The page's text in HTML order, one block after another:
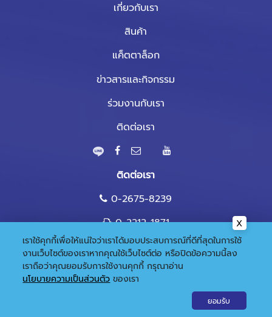
เกี่ยวกับเรา
สินค้า
แค็ตตาล็อก
ข่าวสารและกิจกรรม
ร่วมงานกับเรา
ติดต่อเรา
ติดต่อเรา
0-2675-8239
0-2212-1871
marketing@nandee.co.th
© 2020 Copyright:Gramickhouse.com
เราใช้คุกกี้เพื่อให้แน่ใจว่าเราได้มอบประสบการณ์ที่ดีที่สุดในการใช้
งานเว็บไซต์ของเราหากคุณใช้เว็บไซต์ต่อ หรือปิดข้อความนี้ลง
เราถือว่าคุณยอมรับการใช้งานคุกกี้ กรุณาอ่าน
นโยบายความเป็นส่วนตัว ของเรา
ยอมรับ